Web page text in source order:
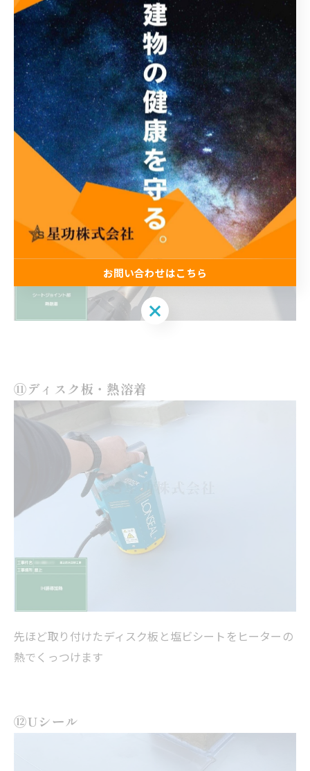
部を張り付けていきます。これでシートとシートが一体
化します
⑩ジョイント部分・熱溶着
⑪ディスク板・熱溶着
先ほど取り付けたディスク板と塩ビシートをヒーターの
熱でくっつけます
⑫Uシール
お問い合わせはこちら
お問い合わせはこちら